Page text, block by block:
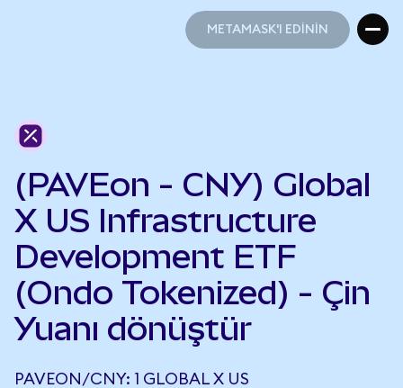
METAMASK'I EDİNİN
(PAVEon - CNY) Global
X US Infrastructure
Development ETF
(Ondo Tokenized) - Çin
Yuanı dönüştür
PAVEON/CNY: 1 GLOBAL X US